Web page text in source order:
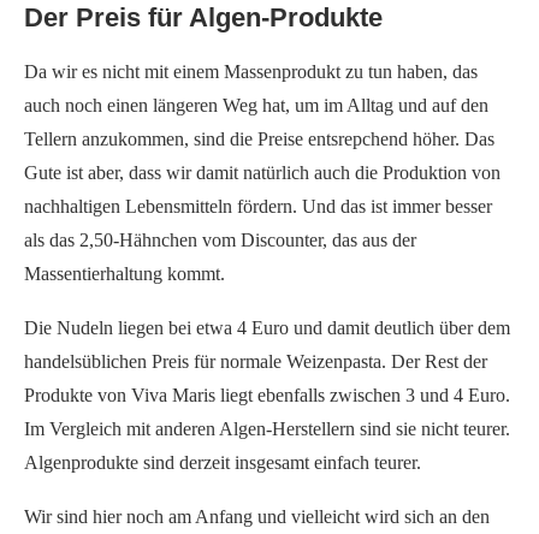
Der Preis für Algen-Produkte
Da wir es nicht mit einem Massenprodukt zu tun haben, das
auch noch einen längeren Weg hat, um im Alltag und auf den
Tellern anzukommen, sind die Preise entsrepchend höher. Das
Gute ist aber, dass wir damit natürlich auch die Produktion von
nachhaltigen Lebensmitteln fördern. Und das ist immer besser
als das 2,50-Hähnchen vom Discounter, das aus der
Massentierhaltung kommt.
Die Nudeln liegen bei etwa 4 Euro und damit deutlich über dem
handelsüblichen Preis für normale Weizenpasta. Der Rest der
Produkte von Viva Maris liegt ebenfalls zwischen 3 und 4 Euro.
Im Vergleich mit anderen Algen-Herstellern sind sie nicht teurer.
Algenprodukte sind derzeit insgesamt einfach teurer.
Wir sind hier noch am Anfang und vielleicht wird sich an den